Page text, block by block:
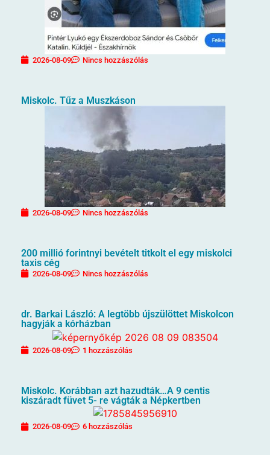
2026-08-09 Nincs hozzászólás
Miskolc. Tűz a Muszkáson
2026-08-09 Nincs hozzászólás
200 millió forintnyi bevételt titkolt el egy miskolci
taxis cég
2026-08-09 Nincs hozzászólás
dr. Barkai László: A legtöbb újszülöttet Miskolcon
hagyják a kórházban
2026-08-09 1 hozzászólás
Miskolc. Korábban azt hazudták…A 9 centis
kiszáradt füvet 5- re vágták a Népkertben
2026-08-09 6 hozzászólás